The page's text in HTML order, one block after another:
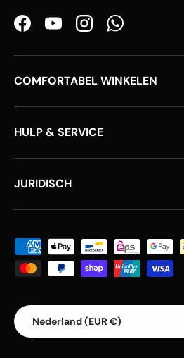
FacebookYouTubeInstagramWhatsApp
COMFORTABEL WINKELEN
HULP & SERVICE
JURIDISCH
Geaccepteerde betaalmethoden
Land/Regio
Nederland (EUR €)